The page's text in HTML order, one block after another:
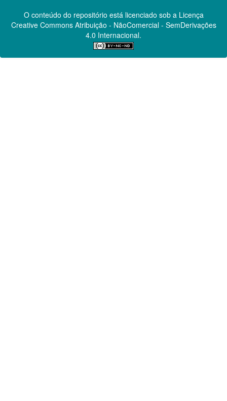
O conteúdo do repositório está licenciado sob a Licença
Creative CommonsAtribuição - NãoComercial - SemDerivações
4.0 Internacional.